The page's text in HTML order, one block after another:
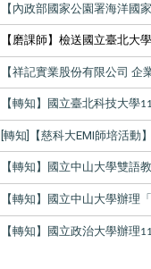
【內政部國家公園署海洋國
【磨課師】檢送國立臺北大
【祥記實業股份有限公司
【轉知】國立臺北科技大學
[轉知]【慈科大EMI師培活動
【轉知】國立中山大學雙語
【轉知】國立中山大學辦理「
【轉知】國立政治大學辦理